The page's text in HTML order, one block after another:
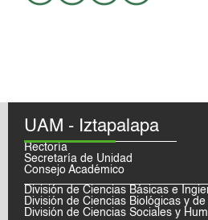
UAM - Iztapalapa
Rectoría
Secretaría de Unidad
Consejo Académico
División de Ciencias Básicas e
División de Ciencias Biológicas y de
División de Ciencias Sociales y